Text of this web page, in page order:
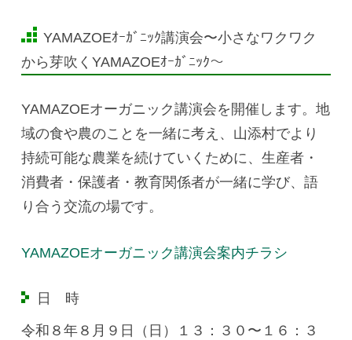
YAMAZOEｵｰｶﾞﾆｯｸ講演会〜小さなワクワク
から芽吹くYAMAZOEｵｰｶﾞﾆｯｸ〜
YAMAZOEオーガニック講演会を開催します。地
域の食や農のことを一緒に考え、山添村でより
持続可能な農業を続けていくために、生産者・
消費者・保護者・教育関係者が一緒に学び、語
り合う交流の場です。
YAMAZOEオーガニック講演会案内チラシ
日 時
令和８年８月９日（日）１３：３０〜１６：３